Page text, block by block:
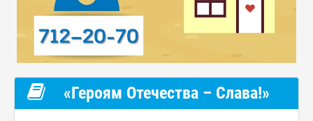
«Героям Отечества – Слава!»